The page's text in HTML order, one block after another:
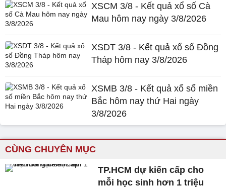
XSCM 3/8 - Kết quả xổ số Cà
Mau hôm nay ngày 3/8/2026
XSDT 3/8 - Kết quả xổ số Đồng
Tháp hôm nay 3/8/2026
XSMB 3/8 - Kết quả xổ số miền
Bắc hôm nay thứ Hai ngày
3/8/2026
CÙNG CHUYÊN MỤC
TP.HCM dự kiến cấp cho
mỗi học sinh hơn 1 triệu